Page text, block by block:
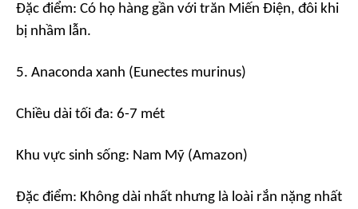
Đặc điểm: Có họ hàng gần với trăn Miến Điện, đôi khi
bị nhầm lẫn.
5. Anaconda xanh (Eunectes murinus)
Chiều dài tối đa: 6-7 mét
Khu vực sinh sống: Nam Mỹ (Amazon)
Đặc điểm: Không dài nhất nhưng là loài rắn nặng nhất